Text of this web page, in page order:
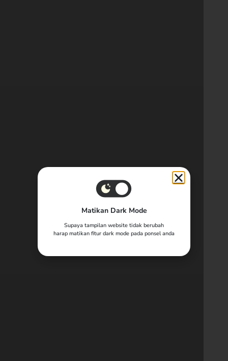
Matikan Dark Mode
Supaya tampilan website tidak berubah
harap matikan fitur dark mode pada ponsel anda